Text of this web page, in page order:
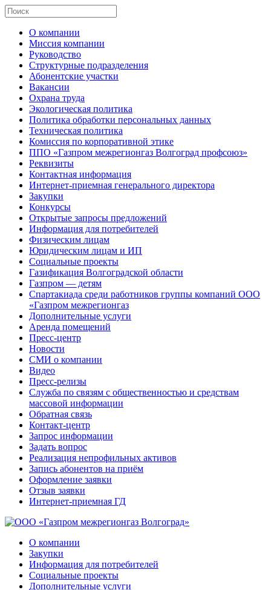
О компании
Миссия компании
Руководство
Структурные подразделения
Абонентские участки
Вакансии
Охрана труда
Экологическая политика
Политика обработки персональных данных
Техническая политика
Комиссия по корпоративной этике
ППО «Газпром межрегионгаз Волгоград профсоюз»
Реквизиты
Контактная информация
Интернет-приемная генерального директора
Закупки
Конкурсы
Открытые запросы предложений
Информация для потребителей
Физическим лицам
Юридическим лицам и ИП
Социальные проекты
Газификация Волгоградской области
Газпром — детям
Спартакиада среди работников группы компаний ООО
«Газпром межрегионгаз
Дополнительные услуги
Аренда помещений
Пресс-центр
Новости
СМИ о компании
Видео
Пресс-релизы
Служба по связям с общественностью и средствам
массовой информации
Обратная связь
Контакт-центр
Запрос информации
Задать вопрос
Реализация непрофильных активов
Запись абонентов на приём
Оформление заявки
Отзыв заявки
Интернет-приемная ГД
О компании
Закупки
Информация для потребителей
Социальные проекты
Дополнительные услуги